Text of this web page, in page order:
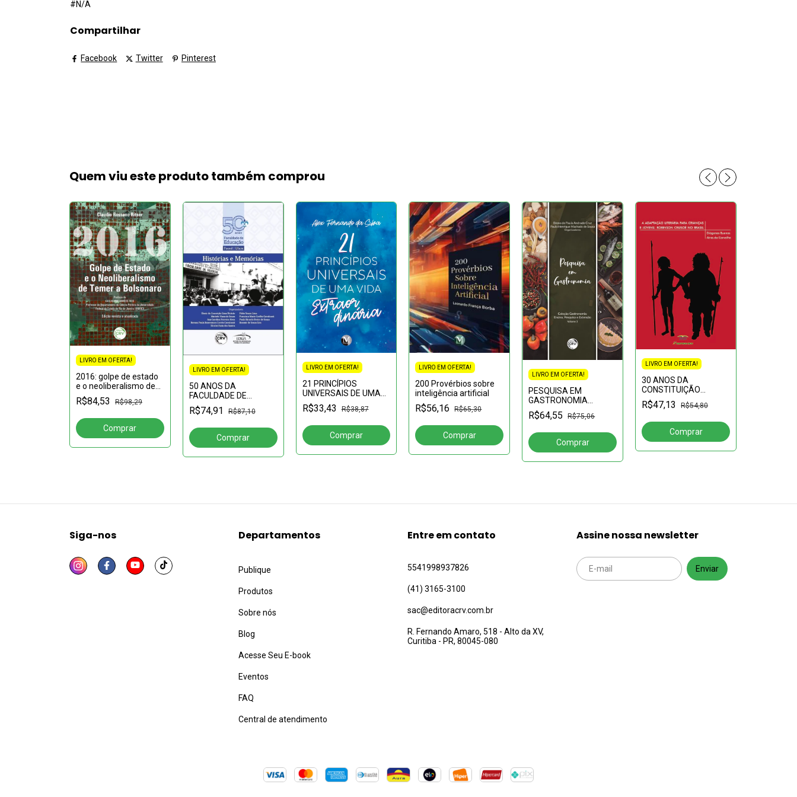
#N/A
Compartilhar
Facebook Twitter Pinterest
Quem viu este produto também comprou
LIVRO EM OFERTA!
2016: golpe de estado
e o neoliberalismo de
Temer a Bolsonaro 2ª
edição revista e
R$84,53 R$98,29
LIVRO EM OFERTA!
50 ANOS DA
FACULDADE DE
EDUCAÇÃO DA UFAM:
histórias e memórias
R$74,91 R$87,10
LIVRO EM OFERTA!
21 PRINCÍPIOS
UNIVERSAIS DE UMA
VIDA
EXTRAORDINÁRIA
R$33,43 R$38,87
LIVRO EM OFERTA!
200 Provérbios sobre
inteligência artificial
R$56,16 R$65,30
LIVRO EM OFERTA!
PESQUISA EM
GASTRONOMIA
Coleção
Gastronomia:Ensino,
Volume 3
R$64,55 R$75,06
LIVRO EM OFERTA!
30 ANOS DA
CONSTITUIÇÃO
FEDERAL BRASILEIRA:
avanços e retrocessos
R$47,13 R$54,80
Siga-nos Departamentos
Publique
Produtos
Sobre nós
Blog
Acesse Seu E-book
Eventos
FAQ
Central de atendimento
Entre em contato
5541998937826
(41) 3165-3100
sac@editoracrv.com.br
R. Fernando Amaro, 518 - Alto da XV,
Curitiba - PR, 80045-080
Assine nossa newsletter